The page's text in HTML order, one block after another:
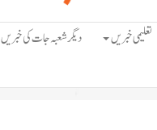
تعلیمی خبریں دیگر شعبہ جات کی خبریں